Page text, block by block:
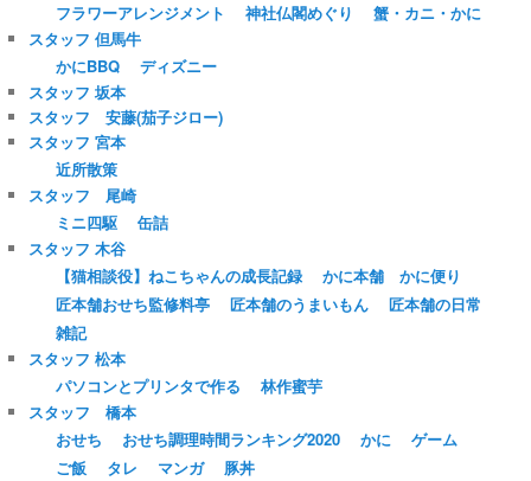
フラワーアレンジメント
神社仏閣めぐり
蟹・カニ・かに
スタッフ 但馬牛
かにBBQ
ディズニー
スタッフ 坂本
スタッフ 安藤(茄子ジロー)
スタッフ 宮本
近所散策
スタッフ 尾崎
ミニ四駆
缶詰
スタッフ 木谷
【猫相談役】ねこちゃんの成長記録
かに本舗 かに便り
匠本舗おせち監修料亭
匠本舗のうまいもん
匠本舗の日常
雑記
スタッフ 松本
パソコンとプリンタで作る
林作蜜芋
スタッフ 橋本
おせち
おせち調理時間ランキング2020 かに
ゲーム
ご飯
タレ マンガ
豚丼